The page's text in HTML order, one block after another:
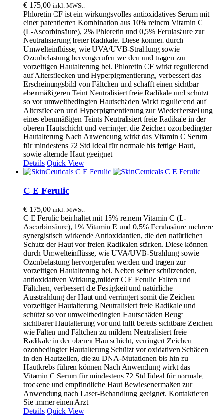
€ 175,00 inkl. MWSt.
Phloretin CF ist ein wirkungsvolles antioxidatives Serum mit
einer patentierten Kombination aus 10% reinem Vitamin C
(L-Ascorbinsäure), 2% Phloretin und 0,5% Ferulasäure zur
Neutralisierung freier Radikale. Diese können durch
Umwelteinflüsse, wie UVA/UVB-Strahlung sowie
Ozonbelastung hervorgerufen werden und tragen zur
vorzeitigen Hautalterung bei. Phloretin CF wirkt regulierend
auf Altersflecken und Hyperpigmentierung, verbessert das
Erscheinungsbild von Fältchen und schafft einen sichtbar
ebenmäßigeren Teint Neutralisiert freie Radikale und schützt
so vor umweltbedingten Hautschäden Wirkt regulierend auf
Altersflecken und Hyperpigmentierung zur Wiederherstellung
eines ebenmäßigen Teints Neutralisiert freie Radikale in der
oberen Hautschicht und verringert die Zeichen ozonbedingter
Hautalterung Nach Anwendung wirkt das Vitamin C Serum
für mindestens 72 Std Ideal für normale bis fettige Haut,
sowie alternde Haut geeignet
Details Quick View
C E Ferulic
€ 175,00 inkl. MWSt.
C E Ferulic beinhaltet mit 15% reinem Vitamin C (L-
Ascorbinsäure), 1% Vitamin E und 0,5% Ferulasäure mehrere
synergistisch wirkende Antioxidantien, die den natürlichen
Schutz der Haut vor freien Radikalen stärken. Diese können
durch Umwelteinflüsse, wie UVA/UVB-Strahlung sowie
Ozonbelastung hervorgerufen werden und tragen zur
vorzeitigen Hautalterung bei. Neben seiner schützenden,
antioxidativen Wirkung,mildert C E Ferulic Falten und
Fältchen, verbessert die Festigkeit und natürliche
Ausstrahlung der Haut und verringert somit die Zeichen
vorzeitiger Hautalterung Neutralisiert freie Radikale und
schützt so vor umweltbedingten Hautschäden Beugt
sichtbarer Hautalterung vor und hilft bereits sichtbare Zeichen
wie Falten und Fältchen zu mildern Neutralisiert freie
Radikale in der oberen Hautschicht, verringert Zeichen
ozonbedingter Hautalterung Schützt vor oxidativen Schäden
in den Hautzellen, die zu DNA-Mutationen bis hin zu
Hautkrebs führen können Nach Anwendung wirkt das
Vitamin C Serum für mindestens 72 Std Iideal für normale,
trockene und empfindliche Haut Bewiesenermaßen zur
Anwendung nach Laser-Behandlung geeignet. Kontaktieren
Sie immer einen Arzt
Details Quick View